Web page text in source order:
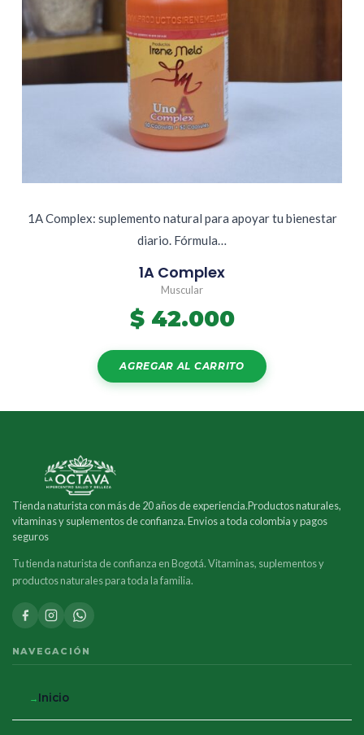
1A Complex: suplemento natural para apoyar tu bienestar
diario. Fórmula…
1A Complex
Muscular
$42.000
AGREGAR AL CARRITO
Tienda naturista con más de 20 años de experiencia.Productos naturales,
vitaminas y suplementos de confianza. Envios a toda colombia y pagos
seguros
Tu tienda naturista de confianza en Bogotá. Vitaminas, suplementos y
productos naturales para toda la familia.
NAVEGACIÓN
Inicio